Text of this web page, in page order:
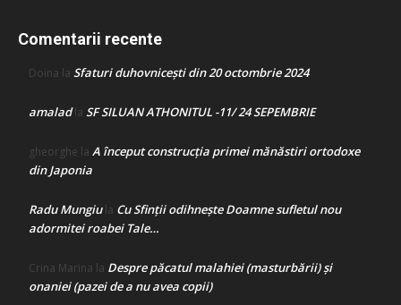
Comentarii recente
Doina la Sfaturi duhovnicești din 20 octombrie 2024
amaladla SF SILUAN ATHONITUL -11/ 24 SEPEMBRIE
gheorghe la A început construcţia primei mănăstiri ortodoxe
din Japonia
Radu Mungiula Cu Sfinții odihnește Doamne sufletul nou
adormitei roabei Tale…
Crina Marina la Despre păcatul malahiei (masturbării) şi
onaniei (pazei de a nu avea copii)